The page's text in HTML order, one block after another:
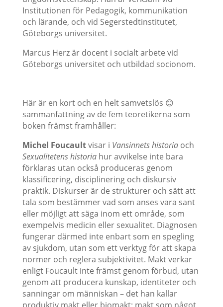
Institutionen för Pedagogik, kommunikation
och lärande, och vid Segerstedtinstitutet,
Göteborgs universitet.
Marcus Herz är docent i socialt arbete vid
Göteborgs universitet och utbildad socionom.
Här är en kort och en helt samvetslös 😊
sammanfattning av de fem teoretikerna som
boken främst framhåller:
Michel Foucaultvisar i Vansinnets historiaoch
Sexualitetens historiahur avvikelse inte bara
förklaras utan också produceras genom
klassificering, disciplinering och diskursiv
praktik. Diskurser är de strukturer och sätt att
tala som bestämmer vad som anses vara sant
eller möjligt att säga inom ett område, som
exempelvis medicin eller sexualitet. Diagnosen
fungerar därmed inte enbart som en spegling
av sjukdom, utan som ett verktyg för att skapa
normer och reglera subjektivitet. Makt verkar
enligt Foucault inte främst genom förbud, utan
genom att producera kunskap, identiteter och
sanningar om människan – det han kallar